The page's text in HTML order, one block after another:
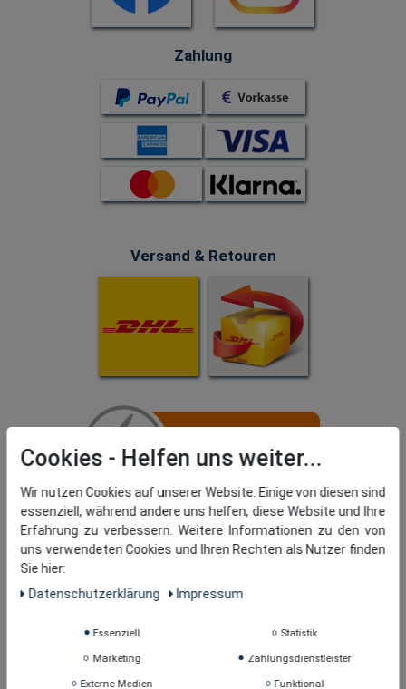
Zahlung
Versand & Retouren
Cookies
Wir nutzen Cookies auf unserer Website. Einige von diesen sind
essenziell, während andere uns helfen, diese Website und Ihre
Erfahrung zu verbessern. Weitere Informationen zu den von
uns verwendeten Cookies und Ihren Rechten als Nutzer finden
Sie hier:
Daten­schutz­erklärung
Impressum
Essenziell Statistik
Marketing Zahlungsdienstleister
Externe Medien Funktional